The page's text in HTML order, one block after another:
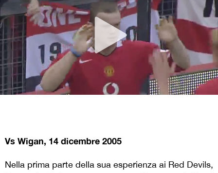
Vs Wigan, 14 dicembre 2005
Nella prima parte della sua esperienza ai Red Devils,